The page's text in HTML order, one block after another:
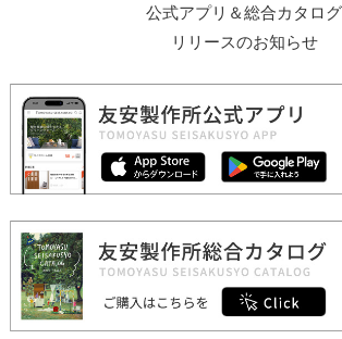
公式アプリ＆総合カタログ
リリースのお知らせ